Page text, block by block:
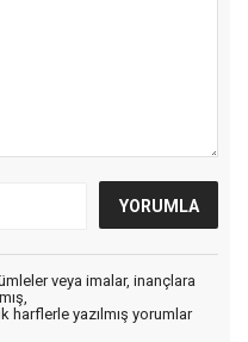
veya imalar, inançlara
harflerle yazılmış yorumlar